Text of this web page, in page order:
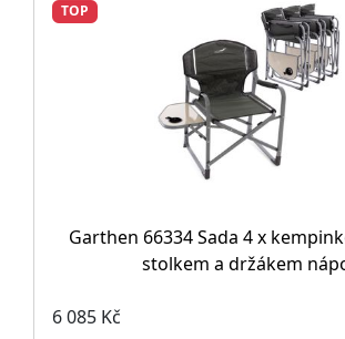
TOP
Garthen 66334 Sada 4 x
stolkem a držákem
6 085 Kč